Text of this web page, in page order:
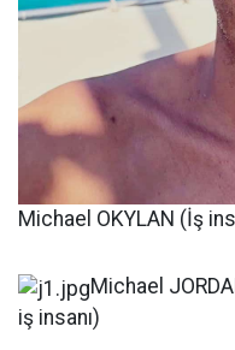
Michael OKYLAN (İş
Michael
iş insanı)